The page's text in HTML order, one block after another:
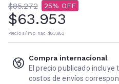
$85.272 25
$63.953
Precio s/imp. nac. $63.953
Compra internacional
El precio publicado
costos de envíos